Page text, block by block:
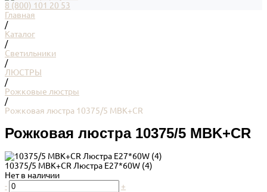
8 (800) 101 20 53
Главная
/
Каталог
/
Светильники
/
ЛЮСТРЫ
/
Рожковые люстры
/
Рожковая люстра 10375/5 MBK+CR
Рожковая люстра 10375/5 MBK+CR
10375/5 MBK+CR Люстра E27*60W (4)
Нет в наличии
-
+